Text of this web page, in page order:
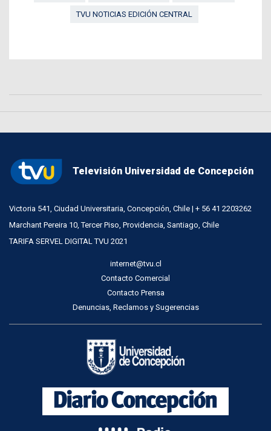
TVU NOTICIAS EDICIÓN CENTRAL
Televisión Universidad de Concepción
Victoria 541, Ciudad Universitaria, Concepción, Chile | + 56 41 2203262
Marchant Pereira 10, Tercer Piso, Providencia, Santiago, Chile
TARIFA SERVEL DIGITAL TVU 2021
internet@tvu.cl
Contacto Comercial
Contacto Prensa
Denuncias, Reclamos y Sugerencias